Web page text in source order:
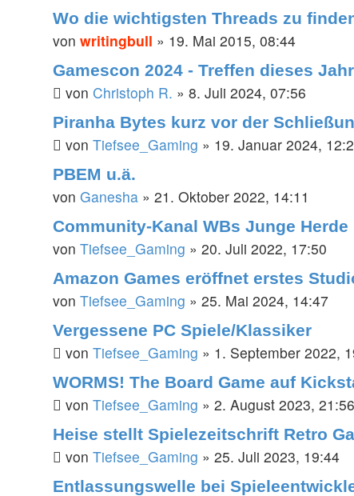
Wo die wichtigsten Threads zu
von writingbull » 19. Mai 2015, 08:44
Gamescon 2024 - Treffen dieses
von Christoph R. » 8. Juli 2024, 07:56
Piranha Bytes kurz vor der
von Tiefsee_Gaming » 19. Januar 2024,
PBEM u.ä.
von Ganesha » 21. Oktober 2022, 14:11
Community-Kanal WBs Junge Herde
von Tiefsee_Gaming » 20. Juli 2022, 17:50
Amazon Games eröffnet erstes
von Tiefsee_Gaming » 25. Mai 2024, 14:47
Vergessene PC Spiele/Klassiker
von Tiefsee_Gaming » 1. September 2022,
WORMS! The Board Game auf
von Tiefsee_Gaming » 2. August 2023, 21:56
Heise stellt Spielezeitschrift Retro
von Tiefsee_Gaming » 25. Juli 2023, 19:44
Entlassungswelle bei